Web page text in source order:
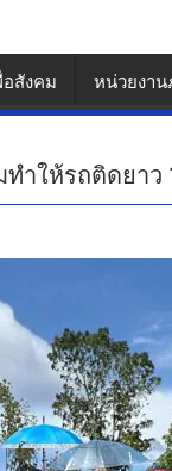
อสังคม หน่วยงาน
ำให้รถติดยาว